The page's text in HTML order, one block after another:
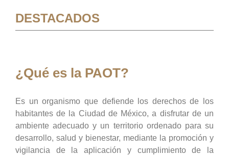
DESTACADOS
¿Qué es la PAOT?
Es un organismo que defiende los derechos de los
habitantes de la Ciudad de México, a disfrutar de un
ambiente adecuado y un territorio ordenado para su
desarrollo, salud y bienestar, mediante la promoción y
vigilancia de la aplicación y cumplimiento de la